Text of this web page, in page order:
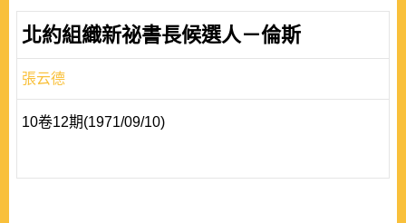
北約組織新祕書長候選人－倫斯
張云德
10卷12期(1971/09/10)